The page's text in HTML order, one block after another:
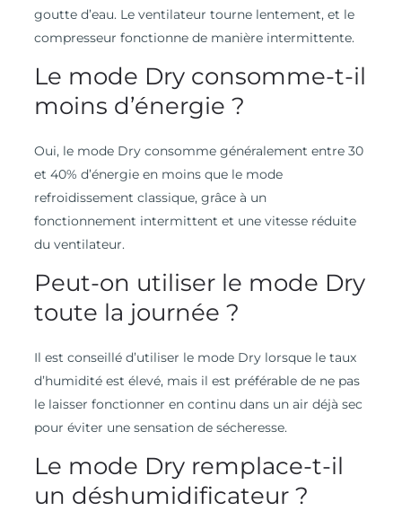
goutte d’eau. Le ventilateur tourne lentement, et le
compresseur fonctionne de manière intermittente.
Le mode Dry consomme-t-il
moins d’énergie ?
Oui, le mode Dry consomme généralement entre 30
et 40% d’énergie en moins que le mode
refroidissement classique, grâce à un
fonctionnement intermittent et une vitesse réduite
du ventilateur.
Peut-on utiliser le mode Dry
toute la journée ?
Il est conseillé d’utiliser le mode Dry lorsque le taux
d’humidité est élevé, mais il est préférable de ne pas
le laisser fonctionner en continu dans un air déjà sec
pour éviter une sensation de sécheresse.
Le mode Dry remplace-t-il
un déshumidificateur ?